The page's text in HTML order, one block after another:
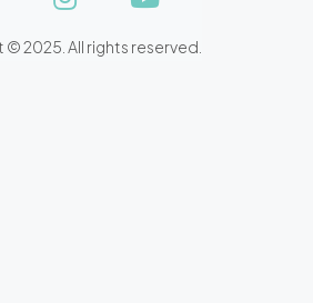
2025. All rights reserved.